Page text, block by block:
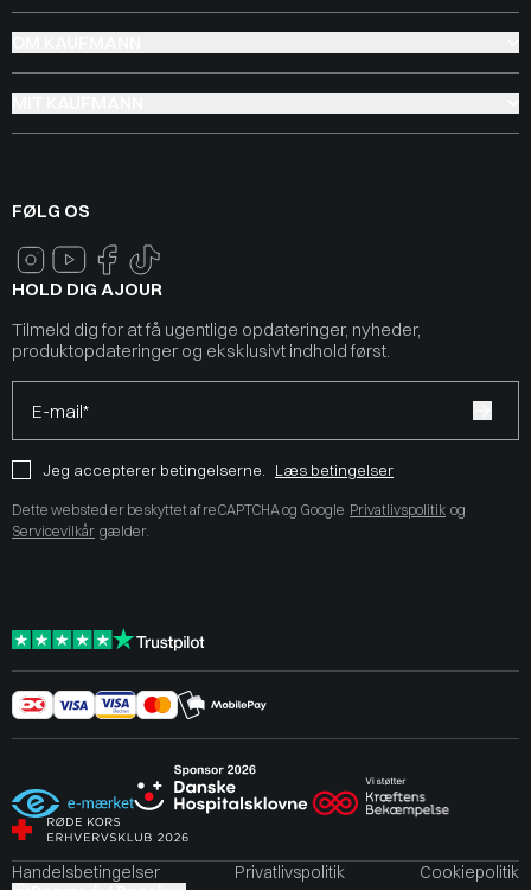
FØLG OS
HOLD DIG AJOUR
Tilmeld dig for at få ugentlige opdateringer, nyheder,
produktopdateringer og eksklusivt indhold først.
E-mail*
Jeg accepterer betingelserne. Læs betingelser
Dette websted er beskyttet af reCAPTCHA og Google Privatlivspolitik og
Servicevilkår gælder.
Handelsbetingelser Privatlivspolitik
Cookiepolitik